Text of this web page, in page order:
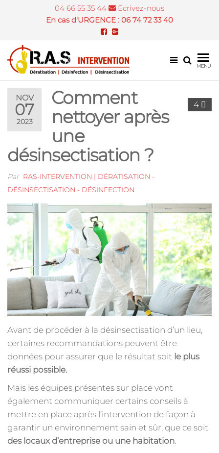
04 66 55 35 44
Ecrivez-nous
En cas d'URGENCE : 06 74 72 33 40
et
Nîmes
MENU
NOV
07
2023
4
Comment
nettoyer après
une
désinsectisation ?
Par RAS-INTERVENTION | DÉRATISATION -
DÉSINSECTISATION - DÉSINFECTION
Avant de procéder à la désinsectisation d’un lieu,
certaines recommandations peuvent être
données pour assurer que le résultat soit le plus
réussi possible.
Mais les équipes présentes sur place vont
également communiquer certains conseils à
mettre en place après l’intervention de façon à
garantir un environnement sain et sûr, que ce soit
des locaux d’entreprise ou une habitation.